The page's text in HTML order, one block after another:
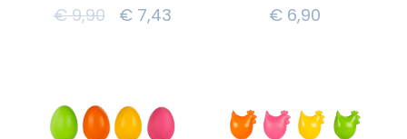
€9,90 €7,43 € 6,90